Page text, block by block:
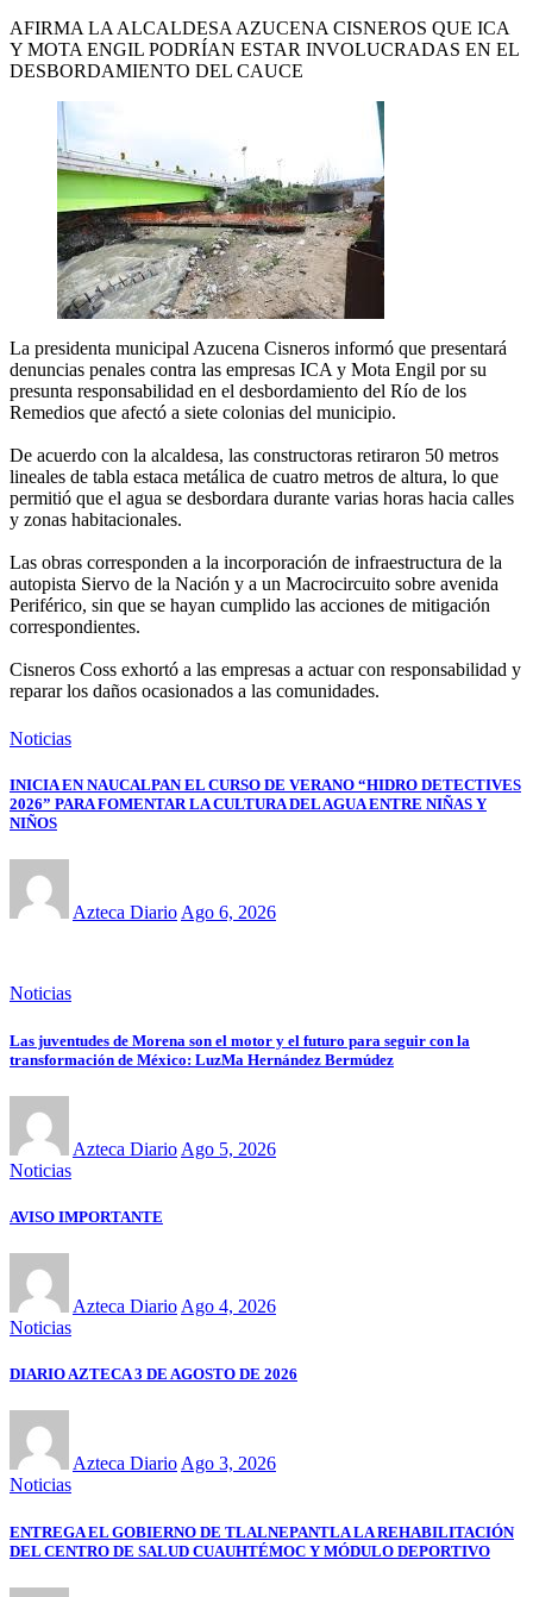
AFIRMA LA ALCALDESA AZUCENA CISNEROS QUE ICA
Y MOTA ENGIL PODRÍAN ESTAR INVOLUCRADAS EN EL
DESBORDAMIENTO DEL CAUCE
La presidenta municipal Azucena Cisneros informó que presentará
denuncias penales contra las empresas ICA y Mota Engil por su
presunta responsabilidad en el desbordamiento del Río de los
Remedios que afectó a siete colonias del municipio.
De acuerdo con la alcaldesa, las constructoras retiraron 50 metros
lineales de tabla estaca metálica de cuatro metros de altura, lo que
permitió que el agua se desbordara durante varias horas hacia calles
y zonas habitacionales.
Las obras corresponden a la incorporación de infraestructura de la
autopista Siervo de la Nación y a un Macrocircuito sobre avenida
Periférico, sin que se hayan cumplido las acciones de mitigación
correspondientes.
Cisneros Coss exhortó a las empresas a actuar con responsabilidad y
reparar los daños ocasionados a las comunidades.
Noticias
INICIA EN NAUCALPAN EL CURSO DE VERANO “HIDRO DETECTIVES
2026” PARA FOMENTAR LA CULTURA DEL AGUA ENTRE NIÑAS Y
NIÑOS
Azteca Diario Ago 6, 2026
Noticias
Las juventudes de Morena son el motor y el futuro para seguir con la
transformación de México: LuzMa Hernández Bermúdez
Azteca Diario Ago 5, 2026
Noticias
AVISO IMPORTANTE
Azteca Diario Ago 4, 2026
Noticias
DIARIO AZTECA 3 DE AGOSTO DE 2026
Azteca Diario Ago 3, 2026
Noticias
ENTREGA EL GOBIERNO DE TLALNEPANTLA LA REHABILITACIÓN
DEL CENTRO DE SALUD CUAUHTÉMOC Y MÓDULO DEPORTIVO